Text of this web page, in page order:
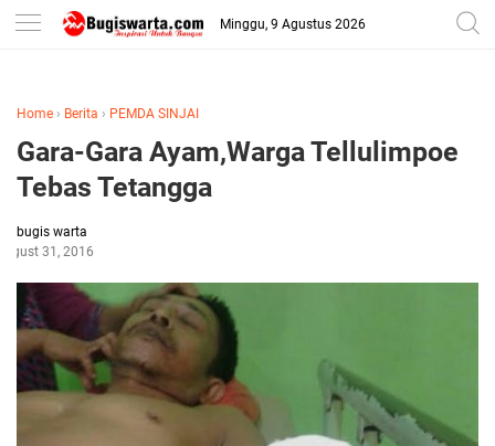
-->
Minggu, 9 Agustus 2026
Home › Berita › PEMDA SINJAI
Gara-Gara Ayam,Warga Tellulimpoe
Tebas Tetangga
bugis warta
31, 2016